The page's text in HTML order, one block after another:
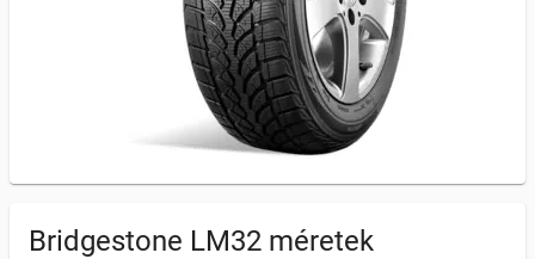
Bridgestone LM32 méretek